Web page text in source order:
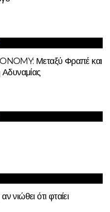
Μεταξύ Φραπέ και
νιώθει ότι φταίει